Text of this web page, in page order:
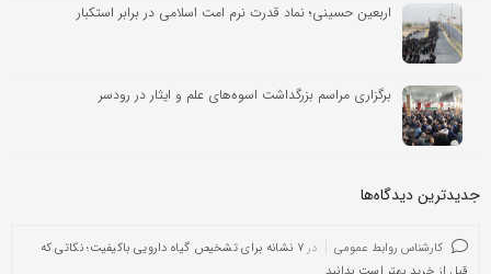
اربعین حسینی؛ نماد قدرت نرم امت اسلامی در برابر استکبار
برگزاری مراسم بزرگداشت اسوه‌های علم و ایثار در رودسر
جدیدترین دیدگاه‌‌ها
کارشناس روابط عمومی در
۷ نشانه برای تشخیص گیاه دارویی باکیفیت؛ نکاتی که